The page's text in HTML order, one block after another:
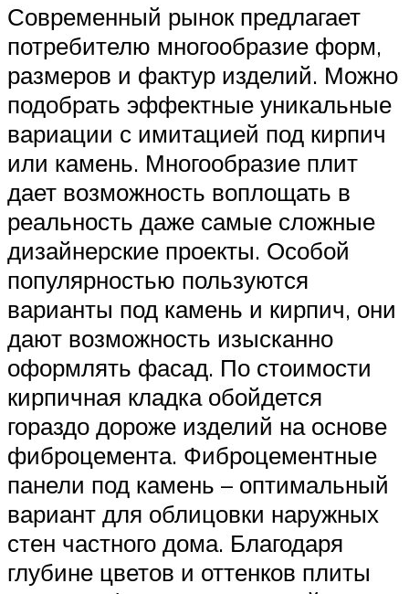
Современный рынок предлагает
потребителю многообразие форм,
размеров и фактур изделий. Можно
подобрать эффектные уникальные
вариации с имитацией под кирпич
или камень. Многообразие плит
дает возможность воплощать в
реальность даже самые сложные
дизайнерские проекты. Особой
популярностью пользуются
варианты под камень и кирпич, они
дают возможность изысканно
оформлять фасад. По стоимости
кирпичная кладка обойдется
гораздо дороже изделий на основе
фиброцемента. Фиброцементные
панели под камень – оптимальный
вариант для облицовки наружных
стен частного дома. Благодаря
глубине цветов и оттенков плиты